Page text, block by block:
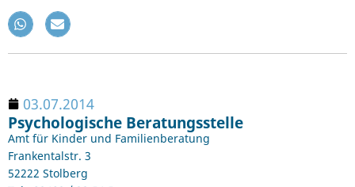
03.07.2014
Psychologische Beratungsstelle
Amt für Kinder und Familienberatung
Frankentalstr. 3
52222 Stolberg